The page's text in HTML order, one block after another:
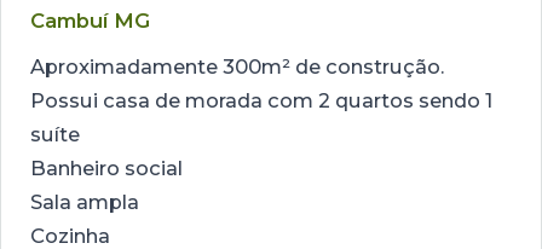
Cambuí MG
Aproximadamente 300m² de construção.
Possui casa de morada com 2 quartos sendo 1
suíte
Banheiro social
Sala ampla
Cozinha